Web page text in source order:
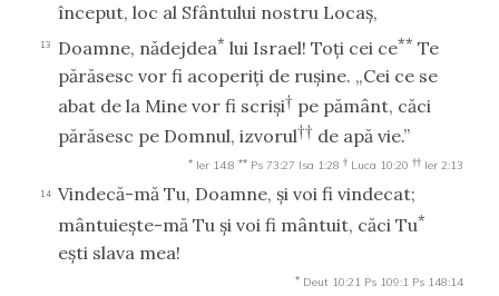
început, loc al Sfântului nostru Locaş,
13 Doamne, nădejdea* lui Israel! Toţi cei ce** Te
părăsesc vor fi acoperiţi de ruşine. „Cei ce se
abat de la Mine vor fi scrişi† pe pământ, căci
părăsesc pe Domnul, izvorul†† de apă vie.”
* Ier 14:8 ** Ps 73:27 Isa 1:28 † Luca 10:20 †† Ier 2:13
14 Vindecă-mă Tu, Doamne, şi voi fi vindecat;
mântuieşte-mă Tu şi voi fi mântuit, căci Tu*
eşti slava mea!
* Deut 10:21 Ps 109:1 Ps 148:14